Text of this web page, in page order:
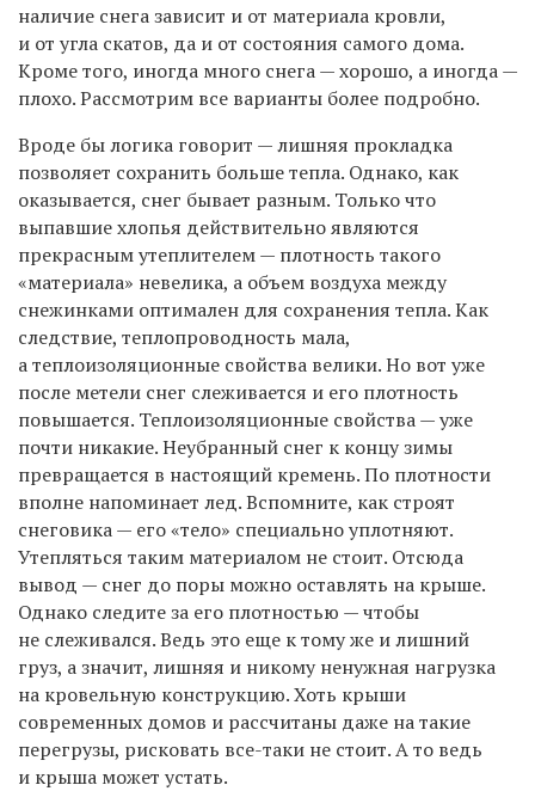
наличие снега зависит и от материала кровли,
и от угла скатов, да и от состояния самого дома.
Кроме того, иногда много снега — хорошо, а иногда —
плохо. Рассмотрим все варианты более подробно.
Вроде бы логика говорит — лишняя прокладка
позволяет сохранить больше тепла. Однако, как
оказывается, снег бывает разным. Только что
выпавшие хлопья действительно являются
прекрасным утеплителем — плотность такого
«материала» невелика, а объем воздуха между
снежинками оптимален для сохранения тепла. Как
следствие, теплопроводность мала,
а теплоизоляционные свойства велики. Но вот уже
после метели снег слеживается и его плотность
повышается. Теплоизоляционные свойства — уже
почти никакие. Неубранный снег к концу зимы
превращается в настоящий кремень. По плотности
вполне напоминает лед. Вспомните, как строят
снеговика — его «тело» специально уплотняют.
Утепляться таким материалом не стоит. Отсюда
вывод — снег до поры можно оставлять на крыше.
Однако следите за его плотностью — чтобы
не слеживался. Ведь это еще к тому же и лишний
груз, а значит, лишняя и никому ненужная нагрузка
на кровельную конструкцию. Хоть крыши
современных домов и рассчитаны даже на такие
перегрузы, рисковать все-таки не стоит. А то ведь
и крыша может устать.